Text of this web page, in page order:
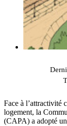
Face à l’attractivité
logement, la
(CAPA) a adopté